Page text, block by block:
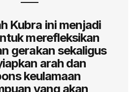
Kubra ini menjadi
merefleksikan
gerakan sekaligus
arah dan
keulamaan
yang akan